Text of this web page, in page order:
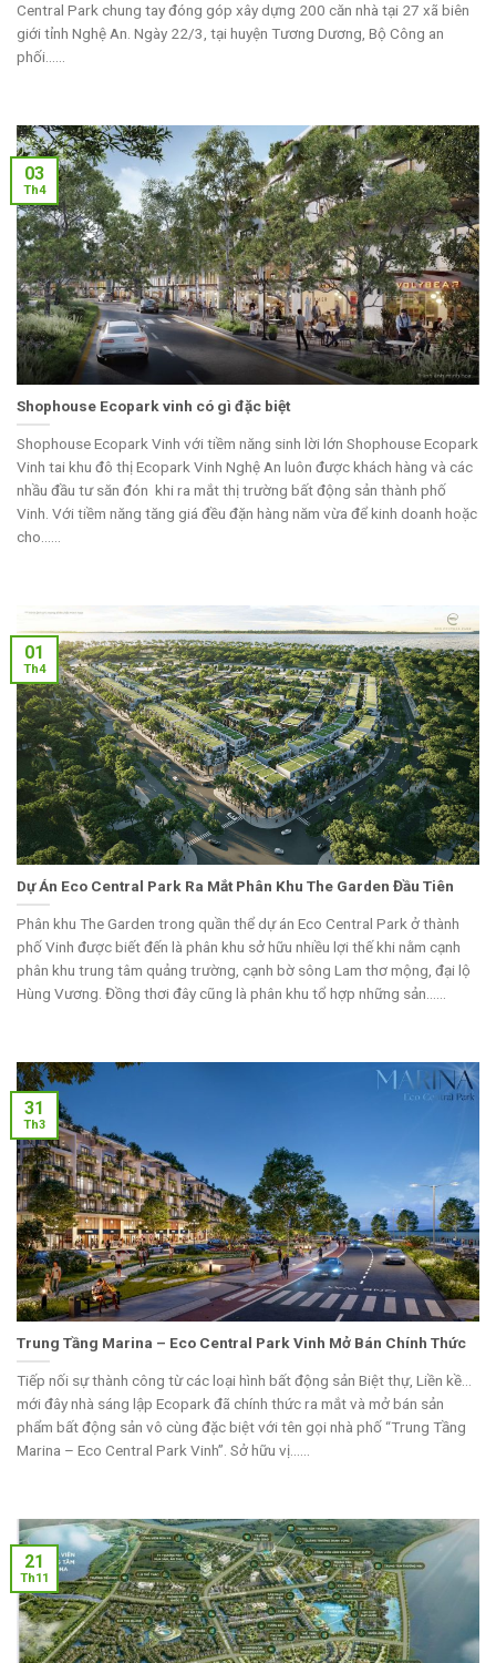
Central Park chung tay đóng góp xây dựng 200 căn nhà tại 27 xã biên
giới tỉnh Nghệ An. Ngày 22/3, tại huyện Tương Dương, Bộ Công an
phối......
Shophouse Ecopark vinh có gì đặc biệt
Shophouse Ecopark Vinh với tiềm năng sinh lời lớn Shophouse Ecopark
Vinh tai khu đô thị Ecopark Vinh Nghệ An luôn được khách hàng và các
nhầu đầu tư săn đón khi ra mắt thị trường bất động sản thành phố
Vinh. Với tiềm năng tăng giá đều đặn hàng năm vừa để kinh doanh hoặc
cho......
03
Th4
Dự Án Eco Central Park Ra Mắt Phân Khu The Garden Đầu Tiên
Phân khu The Garden trong quần thể dự án Eco Central Park ở thành
phố Vinh được biết đến là phân khu sở hữu nhiều lợi thế khi nằm cạnh
phân khu trung tâm quảng trường, cạnh bờ sông Lam thơ mộng, đại lộ
Hùng Vương. Đồng thơi đây cũng là phân khu tổ hợp những sản......
01
Th4
Trung Tầng Marina – Eco Central Park Vinh Mở Bán Chính Thức
Tiếp nối sự thành công từ các loại hình bất động sản Biệt thự, Liền kề…
mới đây nhà sáng lập Ecopark đã chính thức ra mắt và mở bán sản
phẩm bất động sản vô cùng đặc biệt với tên gọi nhà phố “Trung Tầng
Marina – Eco Central Park Vinh”. Sở hữu vị......
31
Th3
21
Th11